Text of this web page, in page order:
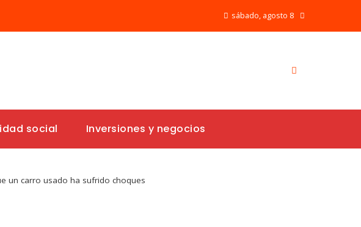
sábado, agosto 8
social Inversiones y negocios
un carro usado ha sufrido choques